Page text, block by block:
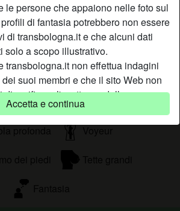
le persone che appaiono nelle foto sul
di fantasia potrebbero non essere
di transbologna.it e che alcuni dati
solo a scopo illustrativo.
transbologna.it non effettua indagini
suoi membri e che il sito Web non
di verificare l'esattezza delle
dai suoi membri.
Accetta e continua
Roleplay Sega
Senza preservativo